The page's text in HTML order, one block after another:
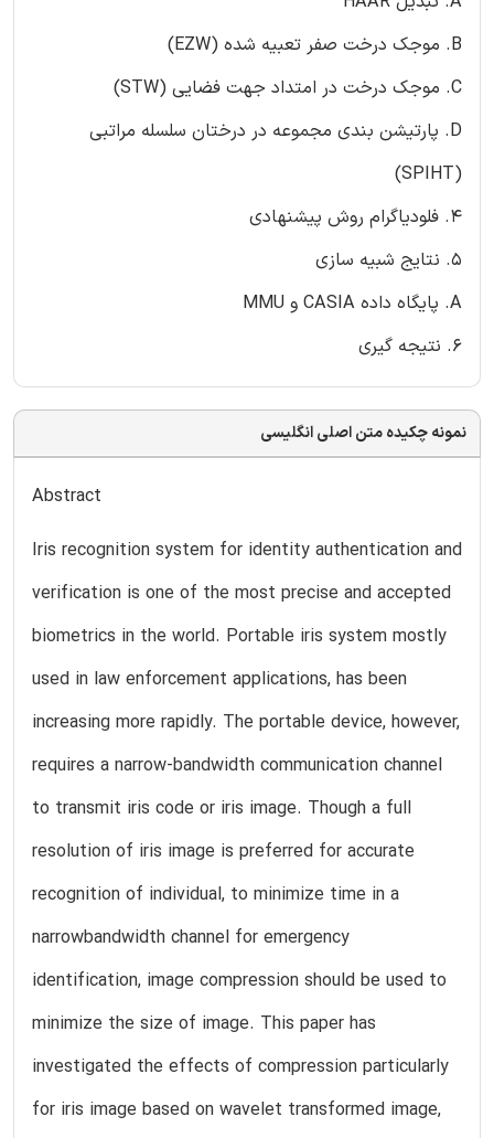
B. موجک درخت صفر تعبیه شده (EZW)
C. موجک درخت در امتداد جهت فضایی (STW)
D. پارتیشن بندی مجموعه در درختان سلسله مراتبی
(SPIHT)
4. فلودیاگرام روش پیشنهادی
5. نتایج شبیه سازی
A. پایگاه داده CASIA و MMU
6. نتیجه گیری
نمونه چکیده متن اصلی انگلیسی
Abstract
Iris recognition system for identity authentication and
verification is one of the most precise and accepted
biometrics in the world. Portable iris system mostly
used in law enforcement applications, has been
increasing more rapidly. The portable device, however,
requires a narrow-bandwidth communication channel
to transmit iris code or iris image. Though a full
resolution of iris image is preferred for accurate
recognition of individual, to minimize time in a
narrowbandwidth channel for emergency
identification, image compression should be used to
minimize the size of image. This paper has
investigated the effects of compression particularly
for iris image based on wavelet transformed image,